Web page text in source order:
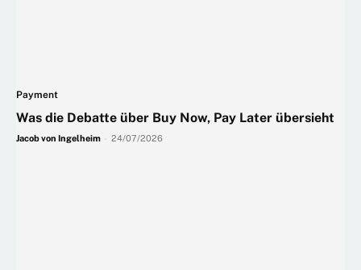
Payment
Was die Debatte über Buy Now, Pay Later übersieht
Jacob von Ingelheim 24/07/2026